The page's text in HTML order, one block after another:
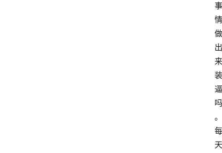
事
情
做
出
来
装
逼
吗
。
每
天